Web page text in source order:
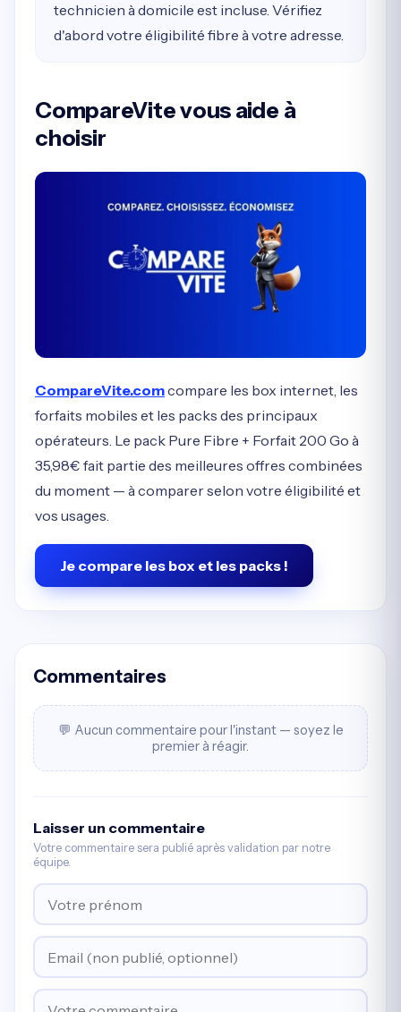
technicien à domicile est incluse. Vérifiez
d'abord votre éligibilité fibre à votre adresse.
CompareVite vous aide à
choisir
CompareVite.comcompare les box internet, les
forfaits mobiles et les packs des principaux
opérateurs. Le pack Pure Fibre + Forfait 200 Go à
35,98€ fait partie des meilleures offres combinées
du moment — à comparer selon votre éligibilité et
vos usages.
Je compare les box et les packs !
Commentaires
💬 Aucun commentaire pour l'instant — soyez le
premier à réagir.
Laisser un commentaire
Votre commentaire sera publié après validation par notre
équipe.